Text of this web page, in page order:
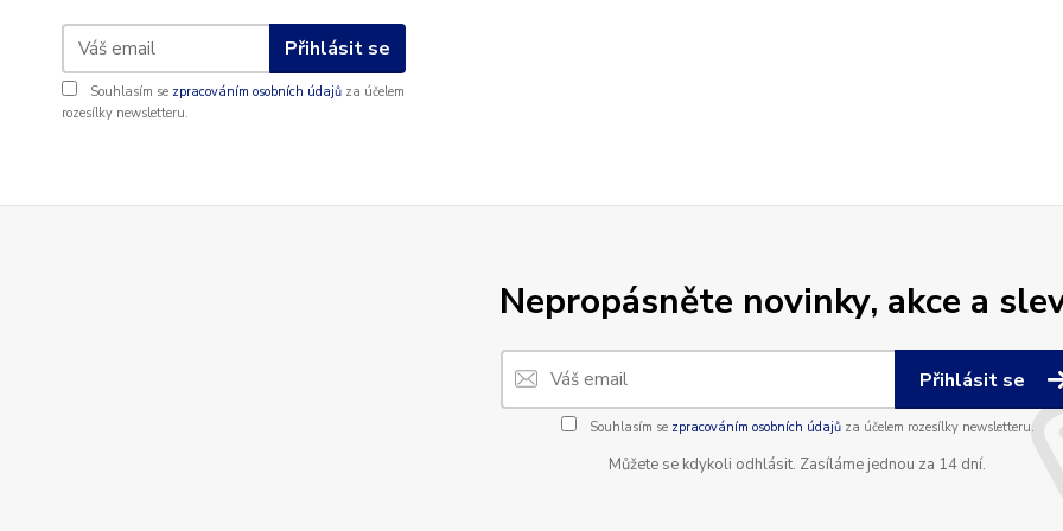
Přihlásit se
Souhlasím se zpracováním osobních údajů za účelem
rozesílky newsletteru.
Nepropásněte novinky, akce a
Přihlásit se
Souhlasím se zpracováním osobních údajůza účelem rozesílky newsletteru.
Můžete se kdykoli odhlásit. Zasíláme jednou za 14 dní.